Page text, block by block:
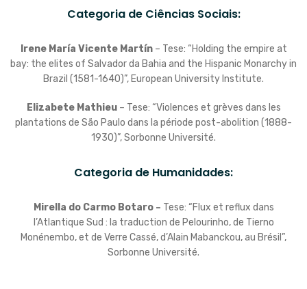
Categoria de Ciências Sociais:
Irene María Vicente Martín– Tese: “Holding the empire at
bay: the elites of Salvador da Bahia and the Hispanic Monarchy in
Brazil (1581-1640)”, European University Institute.
Elizabete Mathieu– Tese: “Violences et grèves dans les
plantations de São Paulo dans la période post-abolition (1888-
1930)”, Sorbonne Université.
Categoria de Humanidades:
Mirella do Carmo Botaro – Tese: “Flux et reflux dans
l’Atlantique Sud : la traduction de Pelourinho, de Tierno
Monénembo, et de Verre Cassé, d’Alain Mabanckou, au Brésil”,
Sorbonne Université.